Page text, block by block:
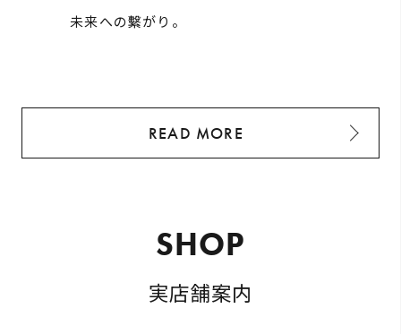
未来への繫がり。
READ MORE
SHOP
実店舗案内